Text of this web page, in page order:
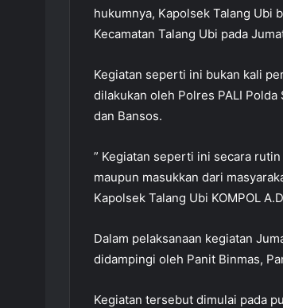
hukumnya, Kapolsek Talang Ubi
Kecamatan Talang Ubi pada
Kegiatan seperti ini bukan kali
dilakukan oleh Polres PALI
dan Bansos.
” Kegiatan seperti ini secara
maupun masukkan dari
Kapolsek Talang Ubi KOMPOL
Dalam pelaksanaan kegiatan
didampingi oleh Panit Binmas,
Kegiatan tersebut dimulai pada